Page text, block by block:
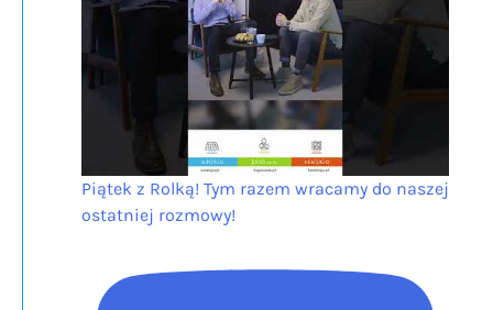
Piątek z Rolką! Tym razem wracamy do naszej
ostatniej rozmowy!